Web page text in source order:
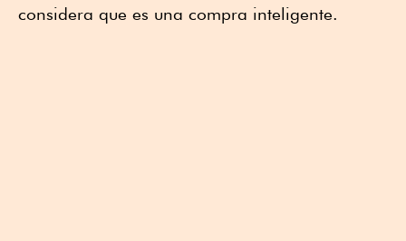
considera que es una compra inteligente.